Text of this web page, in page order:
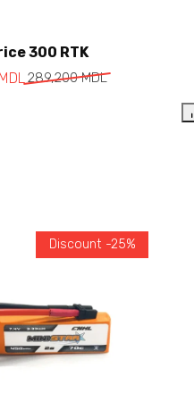
Add to cart
300 RTK
289,200MDL
MDL
Discount -25%